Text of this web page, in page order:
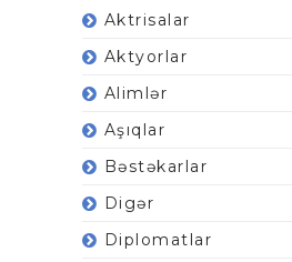
Aktrisalar
Aktyorlar
Alimlər
Aşıqlar
Bəstəkarlar
Digər
Diplomatlar